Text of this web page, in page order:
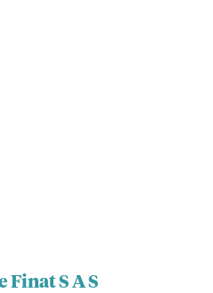
Finat S A S